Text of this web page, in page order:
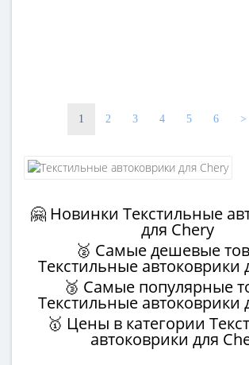
1 2 3 4 5 6 >
🤗 Новинки Текстильные
для Chery
🥈 Самые дешевые
Текстильные автоковрики
🥉 Самые популярные
Текстильные автоковрики
🥇 Цены в категории
автоковрики для